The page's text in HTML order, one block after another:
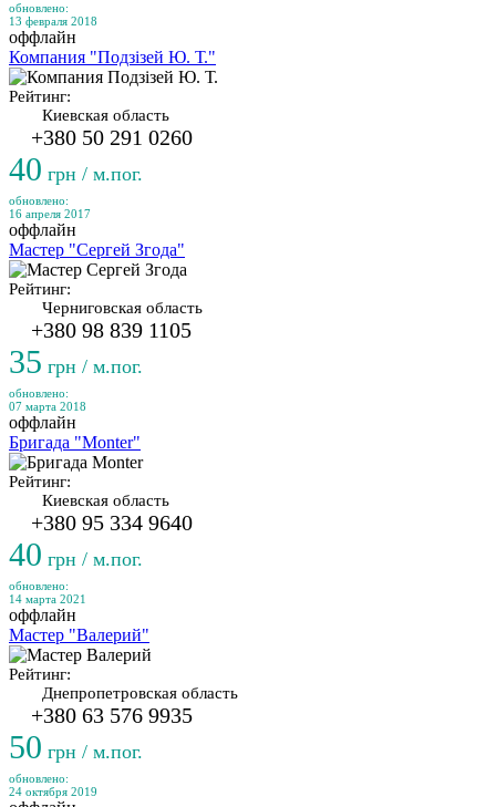
обновлено:
13 февраля 2018
оффлайн
Компания "Подзізей Ю. Т."
Рейтинг:
Киевская область
+380 50 291 0260
40 грн / м.пог.
обновлено:
16 апреля 2017
оффлайн
Мастер "Сергей Згода"
Рейтинг:
Черниговская область
+380 98 839 1105
35 грн / м.пог.
обновлено:
07 марта 2018
оффлайн
Бригада "Monter"
Рейтинг:
Киевская область
+380 95 334 9640
40 грн / м.пог.
обновлено:
14 марта 2021
оффлайн
Мастер "Валерий"
Рейтинг:
Днепропетровская область
+380 63 576 9935
50 грн / м.пог.
обновлено:
24 октября 2019